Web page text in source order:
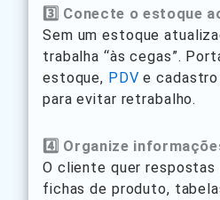
3️⃣ Conecte o estoque
Sem um estoque
trabalha “às cegas”.
estoque, PDV e
para evitar retrabalho.
4️⃣ Organize
O cliente quer respostas
fichas de produto,